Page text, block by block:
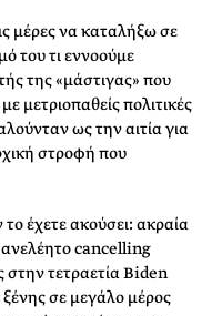
μέρες να καταλήξω σε
του τι εννοούμε
της «μάστιγας» που
μετριοπαθείς πολιτικές
ως την αιτία για
στροφή που
έχετε ακούσει: ακραία
ανελέητο cancelling
στην τετραετία Biden
σε μεγάλο μέρος